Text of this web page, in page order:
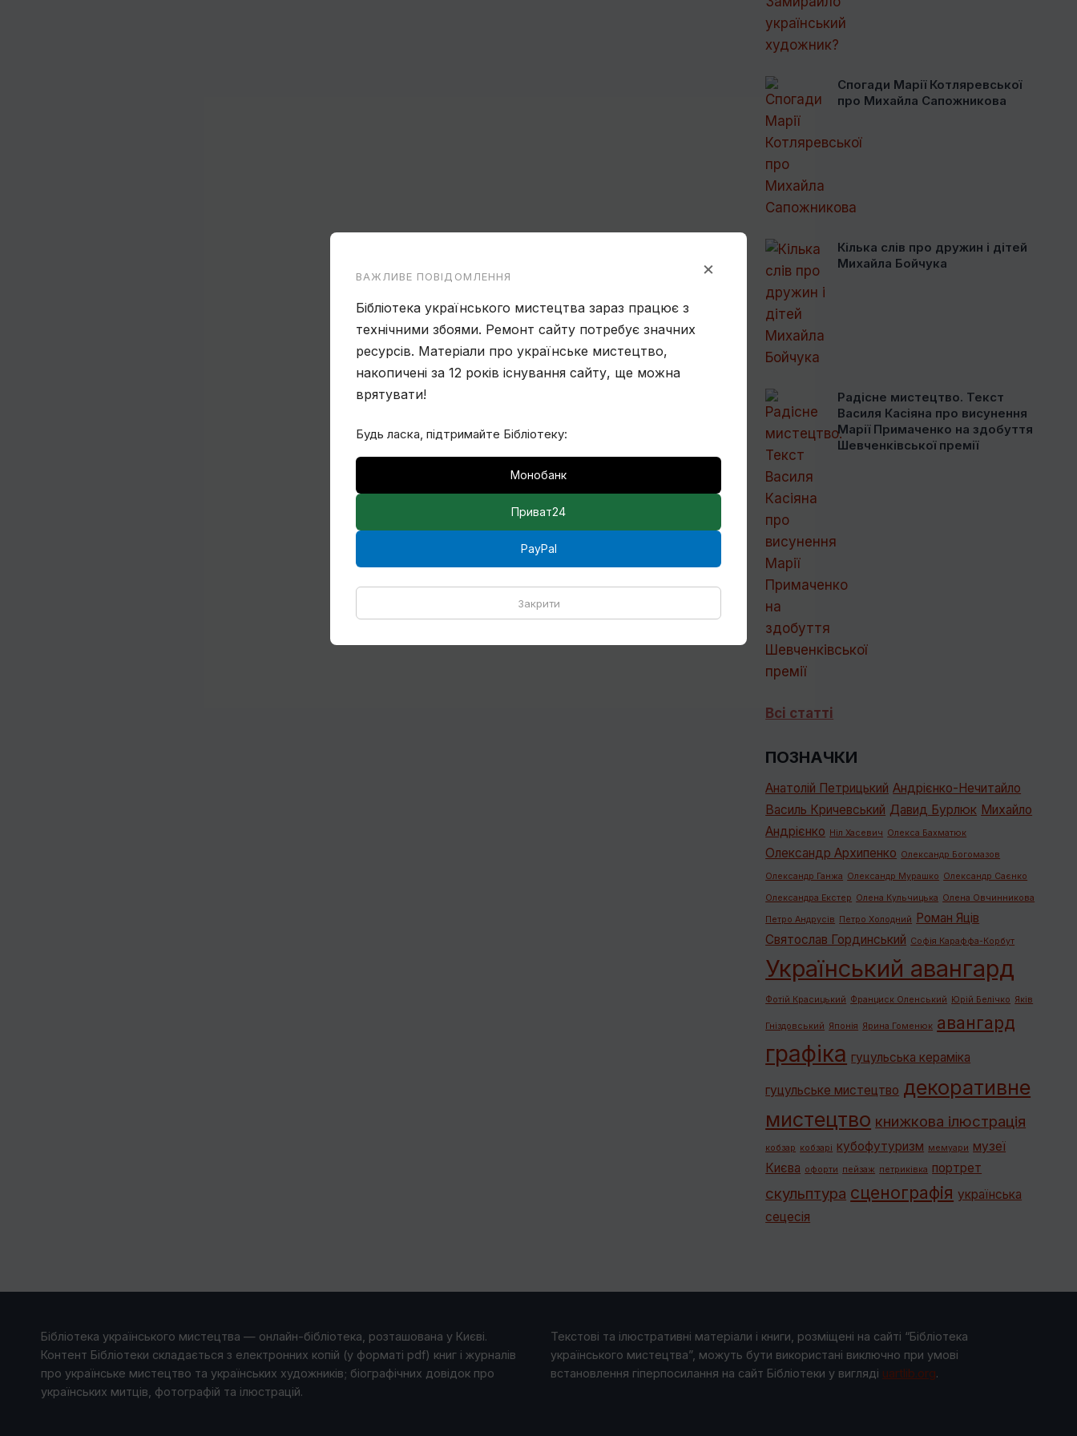
Спогади Марії Котляревської
про Михайла Сапожникова
Кілька слів про дружин і дітей
Михайла Бойчука
Радісне мистецтво. Текст
Василя Касіяна про висунення
Марії Примаченко на здобуття
Шевченківської премії
Всі статті
ПОЗНАЧКИ
Анатолій Петрицький Андрієнко-Нечитайло
Василь Кричевський Давид Бурлюк Михайло
Андрієнко Ніл Хасевич Олекса Бахматюк
Олександр Архипенко Олександр Богомазов
Олександр Ганжа Олександр Мурашко Олександр Саєнко
Олександра Екстер Олена Кульчицька Олена Овчинникова
Петро Андрусів Петро Холодний
Роман Яців
Святослав Гординський Софія Караффа-Корбут
Український авангард
Фотій Красицький Франциск Оленський Юрій Белічко Яків
Гніздовський Японія Ярина Гоменюк авангард
графiка гуцульська кераміка
гуцульське мистецтво декоративне
мистецтво книжкова ілюстрація
кобзар кобзарі кубофутуризм мемуари музеї
Києва офорти пейзаж петриківка портрет
скульптура сценографія українська
сецесія
Бібліотека українського мистецтва — онлайн-бібліотека, розташована у Києві.
Контент Бібліотеки складається з електронних копій (у форматі pdf) книг і журналів
про українське мистецтво та українських художників; біографічних довідок про
українських митців, фотографій та ілюстрацій.
Текстові та ілюстративні матеріали і книги, розміщені на сайті “Бібліотека
українського мистецтва”, можуть бути використані виключно при умові
встановлення гіперпосилання на сайт Бібліотеки у виглядi uartlib.org.
×
ВАЖЛИВЕ ПОВІДОМЛЕННЯ
Бібліотека українського мистецтва зараз працює з
технічними збоями. Ремонт сайту потребує значних
ресурсів. Матеріали про українське мистецтво,
накопичені за 12 років існування сайту, ще можна
врятувати!
Будь ласка, підтримайте Бібліотеку:
Монобанк
Приват24
PayPal
Закрити